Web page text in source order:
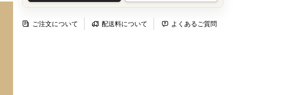
ご注文について 配送料について よくあるご質問